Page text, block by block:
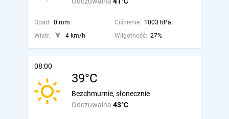
Opad: 0 mm Ciśnienie: 1003 hPa
Wiatr:
4 km/h Wilgotność: 27%
08:00
39°C
Odczuwalna 43°C
Bezchmurnie, słonecznie